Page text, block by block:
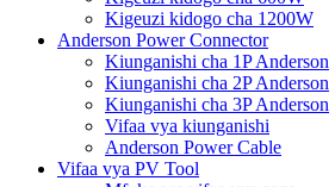
Kigeuzi kidogo cha 1200W
Anderson Power Connector
Kiunganishi cha 1P Anderson
Kiunganishi cha 2P Anderson
Kiunganishi cha 3P Anderson
Vifaa vya kiunganishi
Anderson Power Cable
Vifaa vya PV Tool